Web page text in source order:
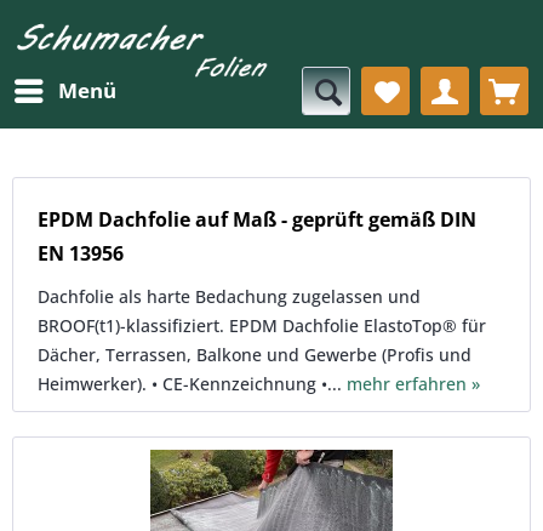
Menü
EPDM Dachfolie auf Maß - geprüft gemäß DIN
EN 13956
Dachfolie als harte Bedachung zugelassen und
BROOF(t1)-klassifiziert. EPDM Dachfolie ElastoTop® für
Dächer, Terrassen, Balkone und Gewerbe (Profis und
Heimwerker). • CE-Kennzeichnung •... mehr erfahren »